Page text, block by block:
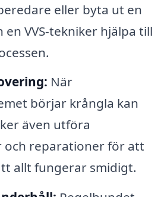
eller byta ut en
en VVS-tekniker hjälpa till
När
börjar krångla kan
även utföra
och reparationer för att
allt fungerar smidigt.